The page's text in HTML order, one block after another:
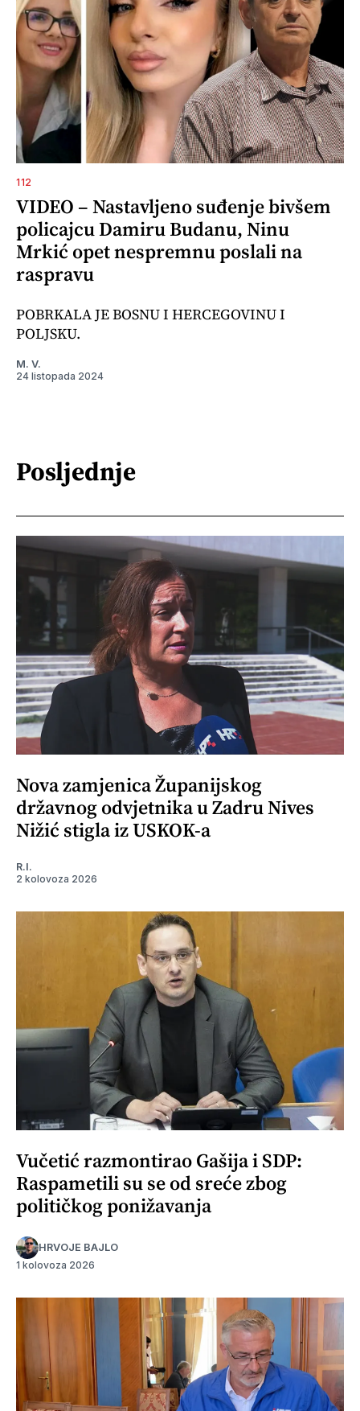
112
VIDEO – Nastavljeno suđenje bivšem
policajcu Damiru Budanu, Ninu
Mrkić opet nespremnu poslali na
raspravu
POBRKALA JE BOSNU I HERCEGOVINU I
POLJSKU.
M. V.
24 listopada 2024
Posljednje
Nova zamjenica Županijskog
državnog odvjetnika u Zadru Nives
Nižić stigla iz USKOK-a
R.I.
2 kolovoza 2026
Vučetić razmontirao Gašija i SDP:
Raspametili su se od sreće zbog
političkog ponižavanja
HRVOJE BAJLO
1 kolovoza 2026